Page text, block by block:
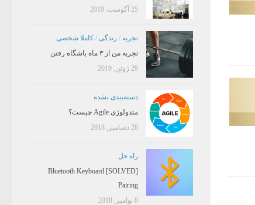
25 آگوست, 2019
تجربه / زندگی / کاملا شخصی
تجربه من از ۳ ماه باشگاه رفتن
29 ژوئن, 2019
دسته‌بندی نشده
متدولوژی Agile چیست؟
28 دسامبر, 2018
راه حل
[SOLVED] Bluetooth Keyboard
Pairing
8 نوامبر, 2018